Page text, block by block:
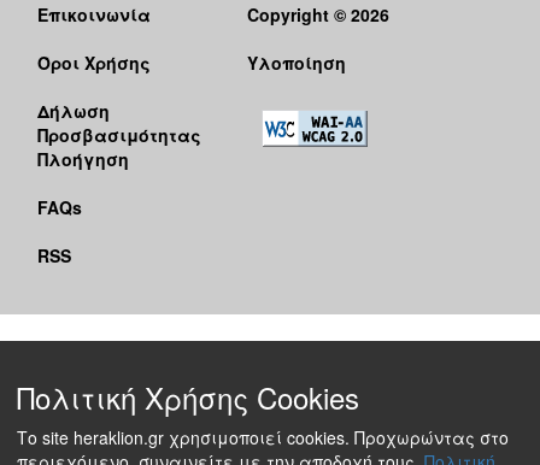
Επικοινωνία
Όροι Χρήσης
Δήλωση
Προσβασιμότητας
Πλοήγηση
FAQs
RSS
Copyright © 2026
Υλοποίηση
Πολιτική Χρήσης Cookies
Το site heraklion.gr χρησιμοποιεί cookies. Προχωρώντας στο